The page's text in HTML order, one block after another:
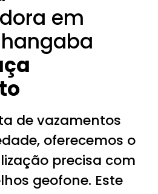
em
de vazamentos
oferecemos o
precisa com
geofone. Este